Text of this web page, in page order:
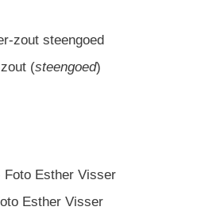
(steengoed)
Esther Visser